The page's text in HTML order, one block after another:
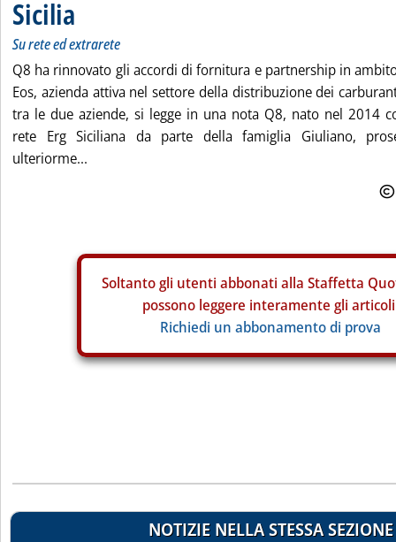
Sicilia
Su rete ed extrarete
Q8 ha rinnovato gli accordi di fornitura e partnership in
Eos, azienda attiva nel settore della distribuzione dei
tra le due aziende, si legge in una nota Q8, nato nel 2014
rete Erg Siciliana da parte della famiglia Giuliano,
ulteriorme...
Soltanto gli utenti abbonati alla Staffetta
possono leggere interamente gli
Richiedi un abbonamento di prova
NOTIZIE NELLA STESSA SEZIONE